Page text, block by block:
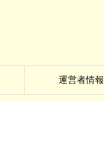
運営者情報